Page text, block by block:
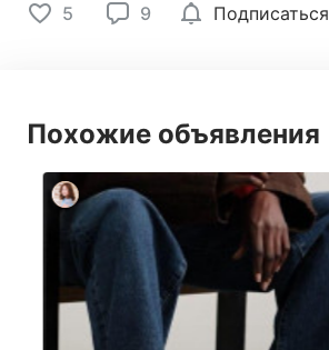
5 9 Подписаться
Похожие объявления